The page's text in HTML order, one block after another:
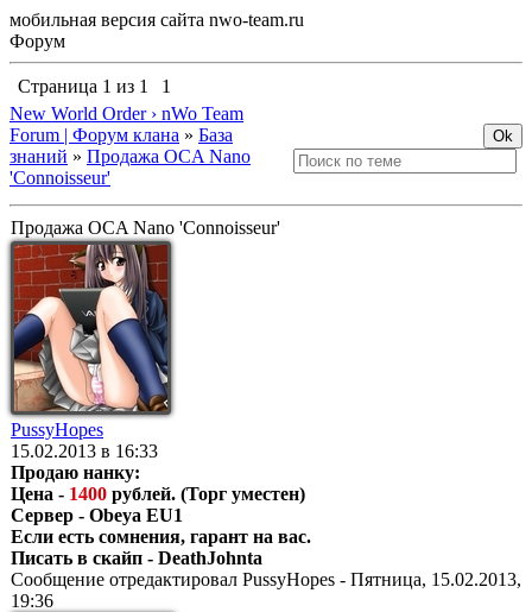
мобильная версия сайта nwo-team.ru
Форум
Страница 1 из 1
1
New World Order › nWo Team
Forum | Форум клана » База
знаний » Продажа OCA Nano
'Connoisseur'
Продажа OCA Nano 'Connoisseur'
PussyHopes
15.02.2013 в 16:33
Продаю нанку:
Цена - 1400 рублей. (Торг уместен)
Сервер - Obeya EU1
Если есть сомнения, гарант на вас.
Писать в скайп - DeathJohnta
Сообщение отредактировал PussyHopes - Пятница, 15.02.2013,
19:36